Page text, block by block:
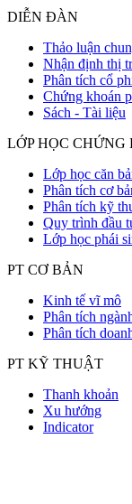
DIỄN ĐÀN
Thảo luận
Nhận định thị
Phân tích cổ
Chứng khoán
Sách - Tài liệu
LỚP HỌC CHỨNG
Lớp học căn
Phân tích cơ
Phân tích kỹ
Quy trình đầu
Lớp học phái
PT CƠ BẢN
Kinh tế vĩ mô
Phân tích
Phân tích
PT KỸ THUẬT
Thanh khoản
Xu hướng
Indicator